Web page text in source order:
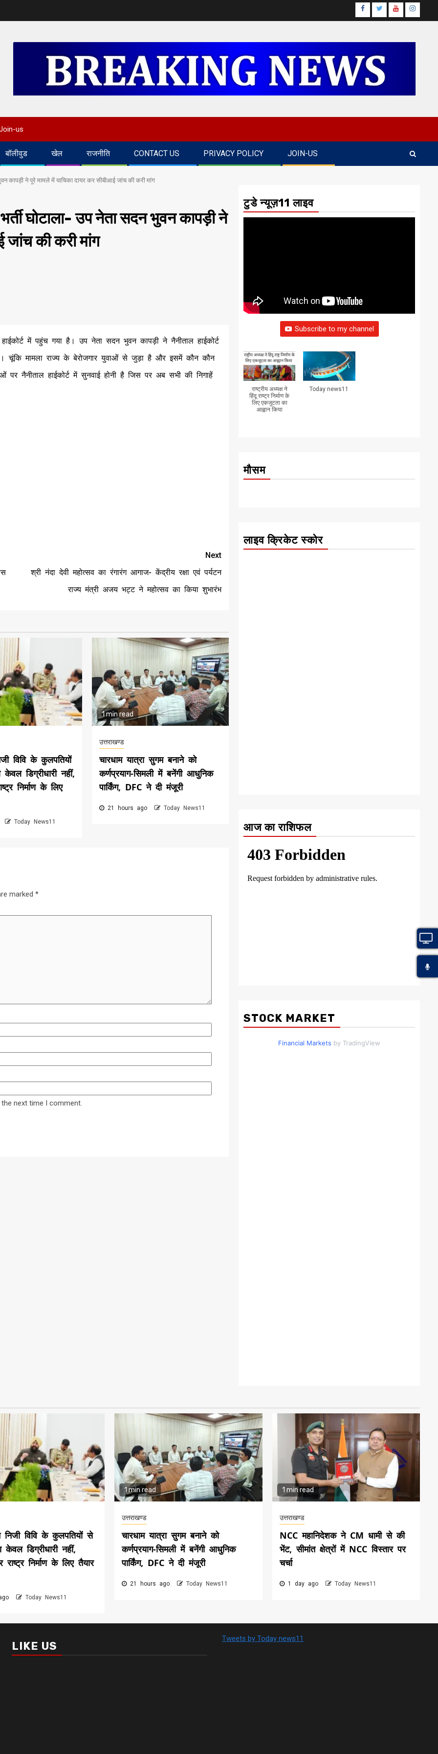
Facebook
TwitterYoutube
us
बॉलीवुड खेल राजनीति CONTACT US PRIVACY POLICY JOIN-US
कापड़ी ने पूरे मामले में याचिका दायर कर सीबीआई जांच की करी मांग
घोटाला- उप नेता सदन भुवन कापड़ी ने
जांच की करी मांग
हाईकोर्ट में पहुंच गया है। उप नेता सदन भुवन कापड़ी ने नैनीताल हाईकोर्ट
चूंकि मामला राज्य के बेरोजगार युवाओं से जुड़ा है और इसमें कौन कौन
नैनीताल हाईकोर्ट में सुनवाई होनी है जिस पर अब सभी की निगाहें
Next
श्री नंदा देवी महोत्सव का रंगारंग आगाज- केंद्रीय रक्षा एवं पर्यटन
राज्य मंत्री अजय भट्ट ने महोत्सव का किया शुभारंभ
विवि के कुलपतियों
डिग्रीधारी नहीं,
निर्माण के लिए
Today News11
1 min read
उत्तराखण्ड
चारधाम यात्रा सुगम बनाने को
कर्णप्रयाग-सिमली में बनेंगी आधुनिक
पार्किंग, DFC ने दी मंजूरी
21 hours ago Today News11
marked *
next time I comment.
टुडे न्यूज़11 लाइव
Subscribe to my channel
राष्ट्रीय अध्यक्ष ने
हिंदू राष्ट्र निर्माण के
लिए एकजुटता का
आह्वान किया
Today news11
मौसम
लाइव क्रिकेट स्कोर
आज का राशिफल
STOCK MARKET
Financial Markets by TradingView
निजी विवि के कुलपतियों से
डिग्रीधारी नहीं,
राष्ट्र निर्माण के लिए तैयार
Today News11
1 min read
उत्तराखण्ड
चारधाम यात्रा सुगम बनाने को
कर्णप्रयाग-सिमली में बनेंगी आधुनिक
पार्किंग, DFC ने दी मंजूरी
21 hours ago Today News11
1 min read
उत्तराखण्ड
NCC महानिदेशक ने CM धामी से की
भेंट, सीमांत क्षेत्रों में NCC विस्तार पर
चर्चा
1 day ago Today News11
LIKE US
Tweets by Today news11